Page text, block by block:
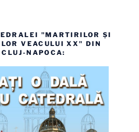
"MARTIRILOR ȘI
VEACULUI XX" DIN
NAPOCA: